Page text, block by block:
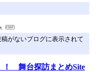
がないブログに表示されて
！ 舞台探訪まとめSite